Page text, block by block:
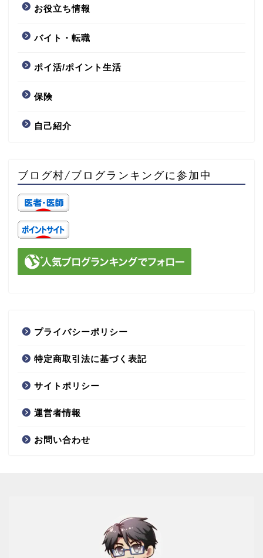
お役立ち情報
バイト・転職
ポイ活/ポイント生活
保険
自己紹介
ブログ村/ブログランキングに参加中
プライバシーポリシー
特定商取引法に基づく表記
サイトポリシー
運営者情報
お問い合わせ